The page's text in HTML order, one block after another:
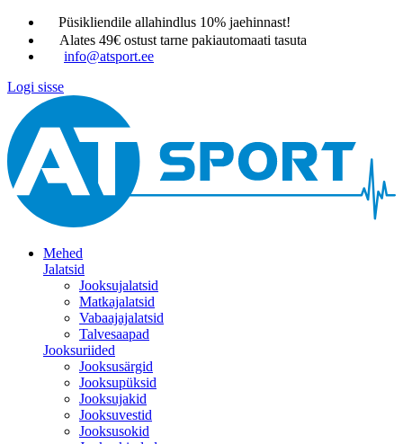
Püsikliendile allahindlus 10% jaehinnast!
Alates 49€ ostust tarne pakiautomaati tasuta
info@atsport.ee
Logi sisse
Mehed
Jalatsid
Jooksujalatsid
Matkajalatsid
Vabaajajalatsid
Talvesaapad
Jooksuriided
Jooksusärgid
Jooksupüksid
Jooksujakid
Jooksuvestid
Jooksusokid